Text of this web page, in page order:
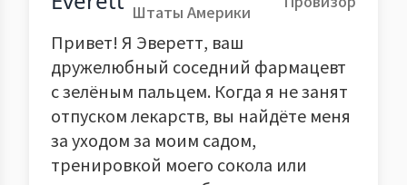
Штаты Америки
Привет! Я Эверетт, ваш
дружелюбный соседний фармацевт
с зелёным пальцем. Когда я не занят
отпуском лекарств, вы найдёте меня
за уходом за моим садом,
тренировкой моего сокола или